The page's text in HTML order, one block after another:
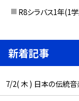
R8シラバス1年(1
新着記事
7/2( 木 ) 日本の伝統音楽